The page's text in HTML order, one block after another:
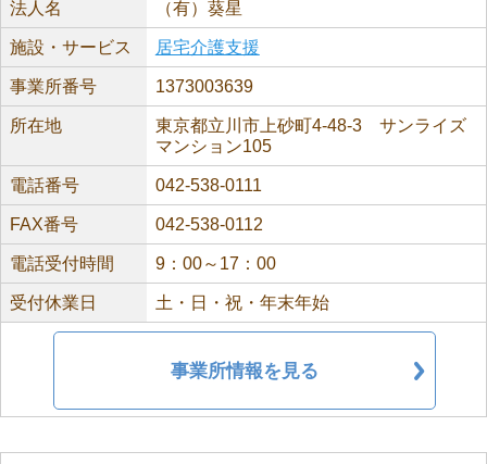
法人名 （有）葵星
施設・サービス 居宅介護支援
事業所番号 1373003639
所在地
東京都立川市上砂町4-48-3 サンライズ
マンション105
電話番号 042-538-0111
FAX番号 042-538-0112
電話受付時間 9：00～17：00
受付休業日 土・日・祝・年末年始
事業所情報を見る